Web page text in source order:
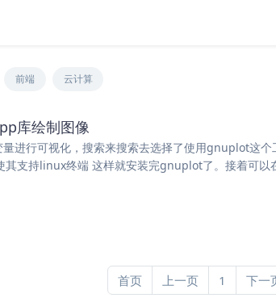
前端 云计算
库绘制图像
量进行可视化，搜索来搜索去选择了使用gnuplot
支持linux终端 这样就安装完gnuplot了。接着可以
首页 上一页 1 下一